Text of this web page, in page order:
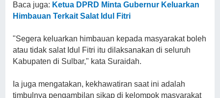
Baca juga: Ketua DPRD Minta Gubernur Keluarkan
Himbauan Terkait Salat Idul Fitri
"Segera keluarkan himbauan kepada masyarakat boleh
atau tidak salat Idul Fitri itu dilaksanakan di seluruh
Kabupaten di Sulbar," kata Suraidah.
Ia juga mengatakan, kekhawatiran saat ini adalah
timbulnya pengambilan sikap di kelompok masyarakat